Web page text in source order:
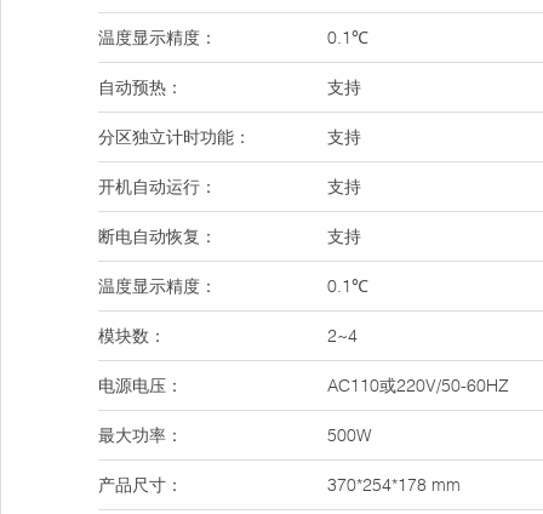
温度显示精度： 0.1℃
自动预热： 支持
分区独立计时功能： 支持
开机自动运行： 支持
断电自动恢复： 支持
温度显示精度： 0.1℃
模块数： 2~4
电源电压： AC110或220V/50-60HZ
最大功率： 500W
产品尺寸： 370*254*178 mm